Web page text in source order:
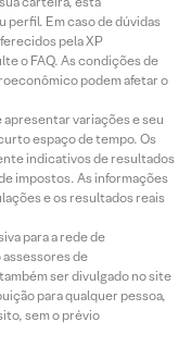
perfil. Em caso de dúvidas
pela XP
o FAQ. As condições de
podem afetar o
variações e seu
espaço de tempo. Os
indicativos de resultados
impostos. As informações
e os resultados reais
para a rede de
de
ser divulgado no site
para qualquer pessoa,
sem o prévio